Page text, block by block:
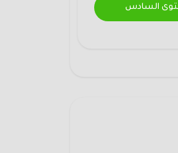
السادس